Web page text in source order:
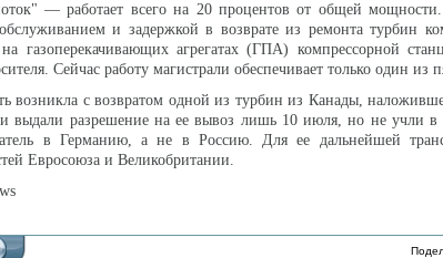
— работает всего на 20 процентов от общей
и задержкой в возврате из ремонта турбин
на газоперекачивающих агрегатах (ГПА) компрессорной
Сейчас работу магистрали обеспечивает только один из
возникла с возвратом одной из турбин из Канады,
выдали разрешение на ее вывоз лишь 10 июля, но не учли в
в Германию, а не в Россию. Для ее дальнейшей
Евросоюза и Великобритании.